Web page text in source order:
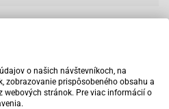
tovar zajtra u vás
o našich návštevníkoch, na
zobrazovanie prispôsobeného obsahu a
webových stránok. Pre viac informácií o